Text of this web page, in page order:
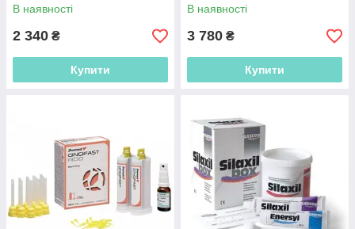
В наявності
2 340 ₴
Купити
В наявності
3 780 ₴
Купити